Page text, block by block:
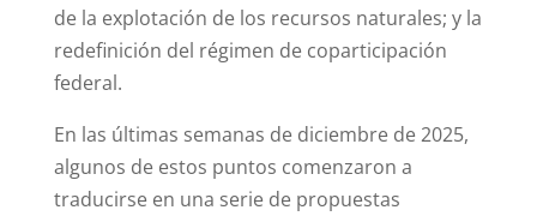
de la explotación de los recursos naturales; y la
redefinición del régimen de coparticipación
federal.
En las últimas semanas de diciembre de 2025,
algunos de estos puntos comenzaron a
traducirse en una serie de propuestas